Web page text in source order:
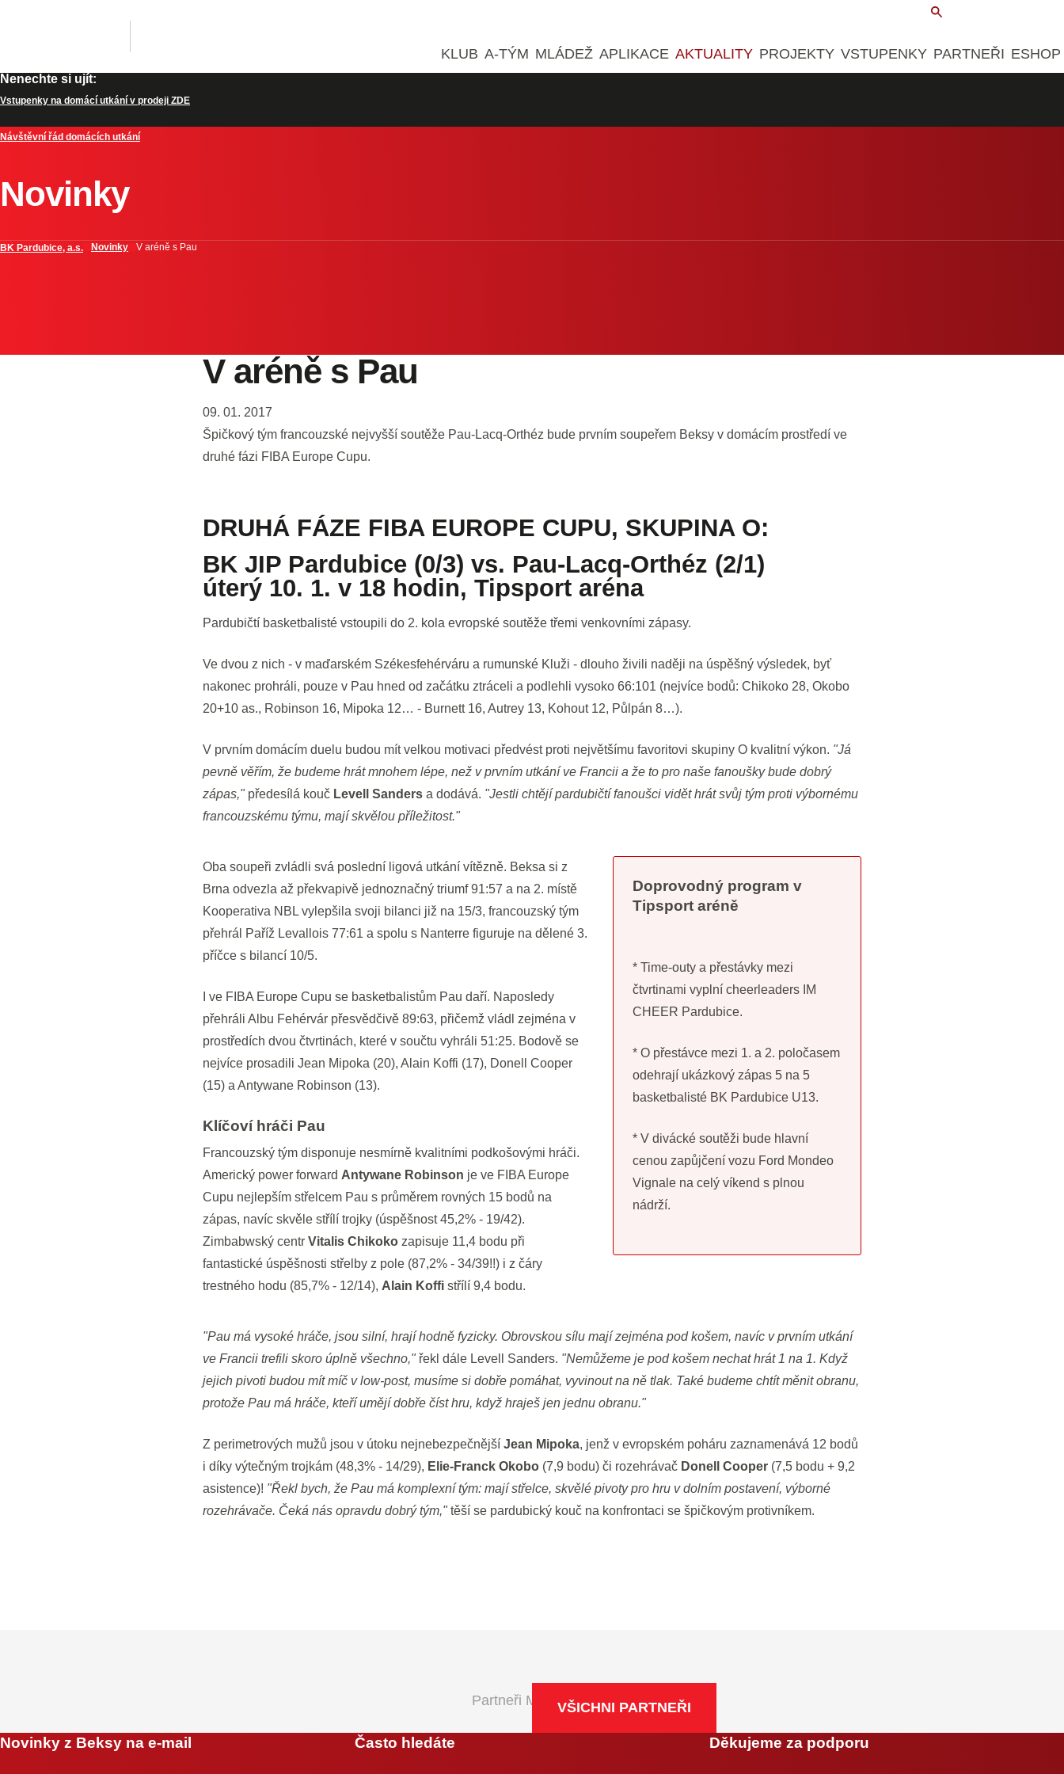
KLUB A-TÝM MLÁDEŽ APLIKACE AKTUALITY PROJEKTY VSTUPENKY PARTNEŘI ESHOP
Nenechte si ujít:
Vstupenky na domácí utkání v prodeji ZDE
Návštěvní řád domácích utkání
Novinky
BK Pardubice, a.s. Novinky V aréně s Pau
V aréně s Pau
09. 01. 2017
Špičkový tým francouzské nejvyšší soutěže Pau-Lacq-Orthéz bude prvním soupeřem Beksy v domácím prostředí ve
druhé fázi FIBA Europe Cupu.
DRUHÁ FÁZE FIBA EUROPE CUPU, SKUPINA O:
BK JIP Pardubice (0/3) vs. Pau-Lacq-Orthéz (2/1)
úterý 10. 1. v 18 hodin, Tipsport aréna
Pardubičtí basketbalisté vstoupili do 2. kola evropské soutěže třemi venkovními zápasy.
Ve dvou z nich - v maďarském Székesfehérváru a rumunské Kluži - dlouho živili naději na úspěšný výsledek, byť
nakonec prohráli, pouze v Pau hned od začátku ztráceli a podlehli vysoko 66:101 (nejvíce bodů: Chikoko 28, Okobo
20+10 as., Robinson 16, Mipoka 12… - Burnett 16, Autrey 13, Kohout 12, Půlpán 8…).
V prvním domácím duelu budou mít velkou motivaci předvést proti největšímu favoritovi skupiny O kvalitní výkon. "Já
pevně věřím, že budeme hrát mnohem lépe, než v prvním utkání ve Francii a že to pro naše fanoušky bude dobrý
zápas,"předesílá kouč Levell Sanders a dodává. "Jestli chtějí pardubičtí fanoušci vidět hrát svůj tým proti výbornému
francouzskému týmu, mají skvělou příležitost."
Oba soupeři zvládli svá poslední ligová utkání vítězně. Beksa si z
Brna odvezla až překvapivě jednoznačný triumf 91:57 a na 2. místě
Kooperativa NBL vylepšila svoji bilanci již na 15/3, francouzský tým
přehrál Paříž Levallois 77:61 a spolu s Nanterre figuruje na dělené 3.
příčce s bilancí 10/5.
I ve FIBA Europe Cupu se basketbalistům Pau daří. Naposledy
přehráli Albu Fehérvár přesvědčivě 89:63, přičemž vládl zejména v
prostředích dvou čtvrtinách, které v součtu vyhráli 51:25. Bodově se
nejvíce prosadili Jean Mipoka (20), Alain Koffi (17), Donell Cooper
(15) a Antywane Robinson (13).
Klíčoví hráči Pau
Francouzský tým disponuje nesmírně kvalitními podkošovými hráči.
Americký power forward Antywane Robinson je ve FIBA Europe
Cupu nejlepším střelcem Pau s průměrem rovných 15 bodů na
zápas, navíc skvěle střílí trojky (úspěšnost 45,2% - 19/42).
Zimbabwský centr Vitalis Chikoko zapisuje 11,4 bodu při
fantastické úspěšnosti střelby z pole (87,2% - 34/39!!) i z čáry
trestného hodu (85,7% - 12/14), Alain Koffi střílí 9,4 bodu.
Doprovodný program v
Tipsport aréně
* Time-outy a přestávky mezi
čtvrtinami vyplní cheerleaders IM
CHEER Pardubice.
* O přestávce mezi 1. a 2. poločasem
odehrají ukázkový zápas 5 na 5
basketbalisté BK Pardubice U13.
* V divácké soutěži bude hlavní
cenou zapůjčení vozu Ford Mondeo
Vignale na celý víkend s plnou
nádrží.
"Pau má vysoké hráče, jsou silní, hrají hodně fyzicky. Obrovskou sílu mají zejména pod košem, navíc v prvním utkání
ve Francii trefili skoro úplně všechno," řekl dále Levell Sanders. "Nemůžeme je pod košem nechat hrát 1 na 1. Když
jejich pivoti budou mít míč v low-post, musíme si dobře pomáhat, vyvinout na ně tlak. Také budeme chtít měnit obranu,
protože Pau má hráče, kteří umějí dobře číst hru, když hraješ jen jednu obranu."
Z perimetrových mužů jsou v útoku nejnebezpečnější Jean Mipoka, jenž v evropském poháru zaznamenává 12 bodů
i díky výtečným trojkám (48,3% - 14/29), Elie-Franck Okobo (7,9 bodu) či rozehrávač Donell Cooper (7,5 bodu + 9,2
asistence)! "Řekl bych, že Pau má komplexní tým: mají střelce, skvělé pivoty pro hru v dolním postavení, výborné
rozehrávače. Čeká nás opravdu dobrý tým,"těší se pardubický kouč na konfrontaci se špičkovým protivníkem.
Partneři Maxa NBLVŠICHNI PARTNEŘI
Novinky z Beksy na e-mail Často hledáte Děkujeme za podporu